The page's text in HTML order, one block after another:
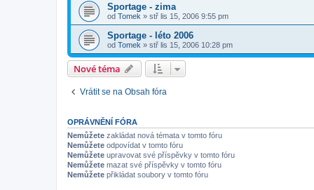
Sportage - zima
od Tomek » stř lis 15, 2006 9:55 pm
Sportage - léto 2006
od Tomek » stř lis 15, 2006 10:28 pm
Nové téma
Vrátit se na Obsah fóra
OPRÁVNĚNÍ FÓRA
Nemůžete zakládat nová témata v tomto fóru
Nemůžete odpovídat v tomto fóru
Nemůžete upravovat své příspěvky v tomto fóru
Nemůžete mazat své příspěvky v tomto fóru
Nemůžete přikládat soubory v tomto fóru